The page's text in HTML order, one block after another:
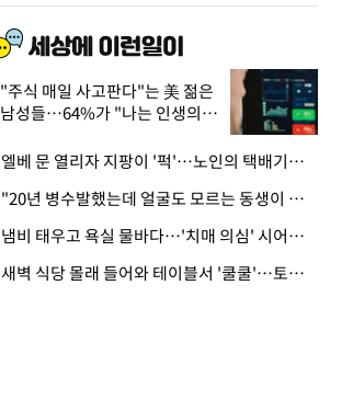
"주식 매일 사고판다"는 美 젊은
남성들…64%가 "나는 인생의
· 엘베 문 열리자 지팡이 '퍽'…노인의 택배기사 폭행 이유
· "20년 병수발했는데 얼굴도 모르는 동생이 유산 절반을"…배다른 형제 상속권 있을까
· 냄비 태우고 욕실 물바다…'치매 의심' 시어머니 검사 권유했다가 '날벼락'
· 새벽 식당 몰래 들어와 테이블서 '쿨쿨'…토사물 남기고 사라진 남성